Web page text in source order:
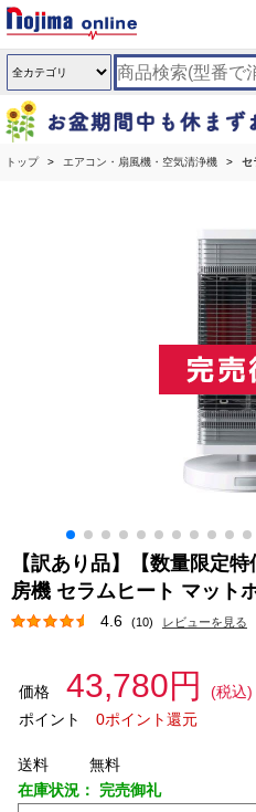
トップ エアコン・扇風機・空気清浄機 セ
【訳あり品】【数量限定
房機 セラムヒート マット
4.6 (10) レビューを見る
価格 43,780円
(税込)
ポイント
0ポイント還元
送料
無料
在庫状況： 完売御礼